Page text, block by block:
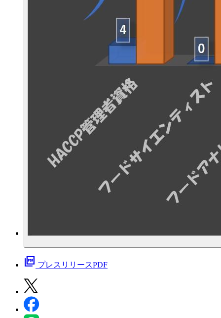
picture_as_pdf プレスリリースPDF